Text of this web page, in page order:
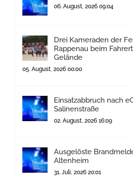
06. August, 2026 09:04
Drei Kameraden der
Rappenau beim
Gelände
05. August, 2026 00:00
Einsatzabbruch nach
Salinenstraße
02. August, 2026 16:09
Ausgelöste
Altenheim
31. Juli, 2026 20:01